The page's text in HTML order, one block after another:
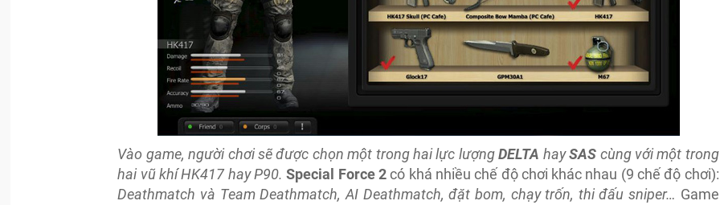
Vào game, người chơi sẽ được chọn một trong hai lực lượngDELTA haySAS cùng với một trong
hai vũ khí HK417 hay P90. Special Force 2có khá nhiều chế độ chơi khác nhau (9 chế độ chơi):
Deathmatch và Team Deathmatch, AI Deathmatch, đặt bom, chạy trốn, thi đấu sniper… Game